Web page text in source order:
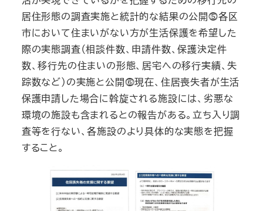
居住形態の調査実施と統計的な結果の公開⓹各区
市において住まいがない方が生活保護を希望した
際の実態調査（相談件数、申請件数、保護決定件
数、移行先の住まいの形態、居宅への移行実績、失
踪数など）の実施と公開⓺現在、住居喪失者が生活
保護申請した場合に斡旋される施設には、劣悪な
環境の施設も含まれるとの報告がある。立ち入り調
査等を行ない、各施設のより具体的な実態を把握
すること。